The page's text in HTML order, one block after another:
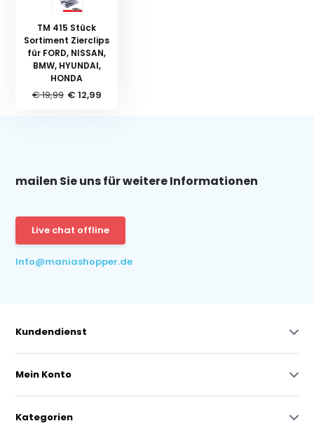
TM 415 Stück
Sortiment Zierclips
für FORD, NISSAN,
BMW, HYUNDAI,
HONDA
€ 19,99 € 12,99
mailen Sie uns für weitere Informationen
Live chat offline
Info@maniashopper.de
Kundendienst
Mein Konto
Kategorien